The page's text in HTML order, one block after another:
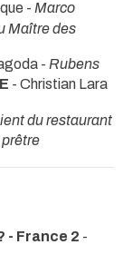
- Marco
Maître des
- Rubens
- Christian Lara
du restaurant
- France 2 -